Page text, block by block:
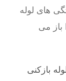
های لوله
می
بازکنی